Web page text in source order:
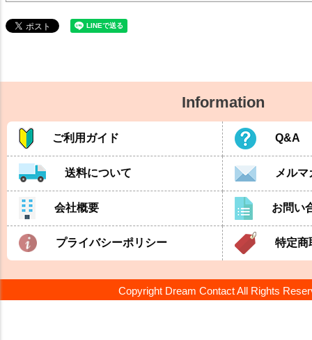
Information
ご利用ガイド Q&A
送料について メル
会社概要 お問い
プライバシーポリシー 特定商
Copyright Dream Contact All Rights